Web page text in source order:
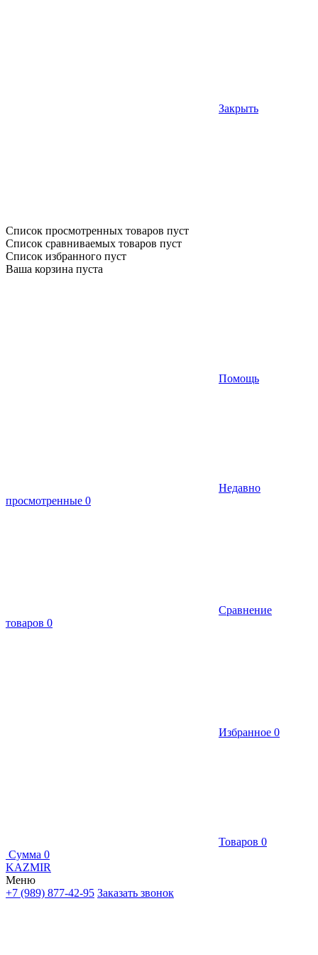
Закрыть
Список просмотренных товаров пуст
Список сравниваемых товаров пуст
Список избранного пуст
Ваша корзина пуста
Помощь
Недавно
просмотренные 0
Сравнение
товаров 0
Избранное 0
Товаров 0
Сумма 0
KAZMIR
Меню
+7 (989) 877-42-95 Заказать звонок